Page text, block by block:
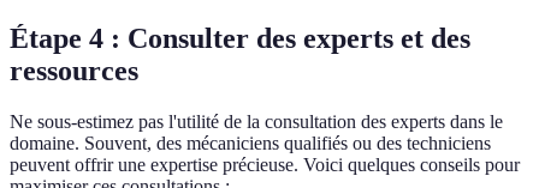
Étape 4 : Consulter des experts et des
ressources
Ne sous-estimez pas l'utilité de la consultation des experts dans le
domaine. Souvent, des mécaniciens qualifiés ou des techniciens
peuvent offrir une expertise précieuse. Voici quelques conseils pour